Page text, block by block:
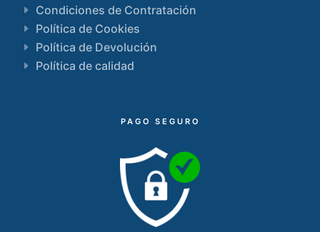
Condiciones de Contratación
Política de Cookies
Política de Devolución
Política de calidad
PAGO SEGURO